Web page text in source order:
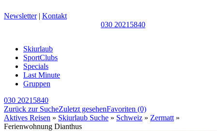
Newsletter| Kontakt
030 20215840
Skiurlaub
SportClubs
Specials
Last Minute
Gruppen
030 20215840
Zurück zur SucheZuletzt gesehenFavoriten (0)
Aktives Reisen » Skiurlaub Suche » Schweiz » Zermatt »
Ferienwohnung Dianthus